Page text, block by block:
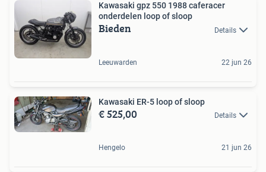
Kawasaki gpz 550 1988 caferacer
onderdelen loop of sloop
Bieden Details
Leeuwarden 22 jun 26
Kawasaki ER-5 loop of sloop
€ 525,00 Details
Hengelo 21 jun 26